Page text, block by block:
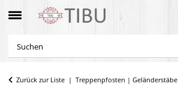
Zurück zur Liste Treppenpfosten | Geländerstäbe